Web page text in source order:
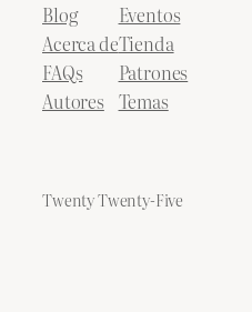
Blog
Acerca de
FAQs
Autores
Eventos
Tienda
Patrones
Temas
Twenty Twenty-Five